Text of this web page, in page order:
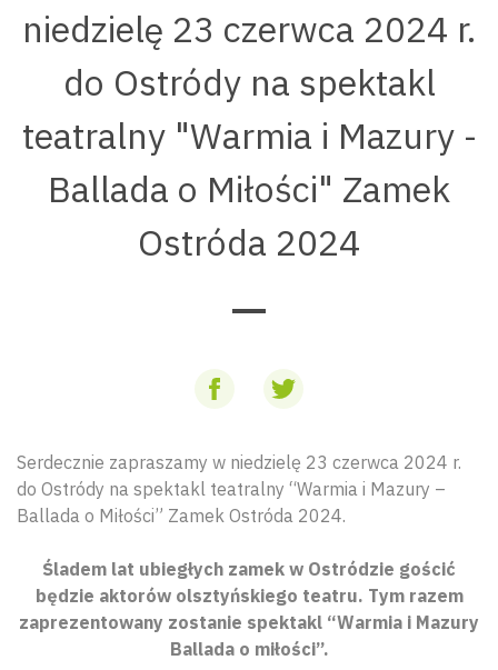
niedzielę 23 czerwca 2024 r.
do Ostródy na spektakl
teatralny "Warmia i Mazury -
Ballada o Miłości" Zamek
Ostróda 2024
Serdecznie zapraszamy w niedzielę 23 czerwca 2024 r.
do Ostródy na spektakl teatralny “Warmia i Mazury –
Ballada o Miłości” Zamek Ostróda 2024.
Śladem lat ubiegłych zamek w Ostródzie gościć
będzie aktorów olsztyńskiego teatru. Tym razem
zaprezentowany zostanie spektakl “Warmia i Mazury
Ballada o miłości”.